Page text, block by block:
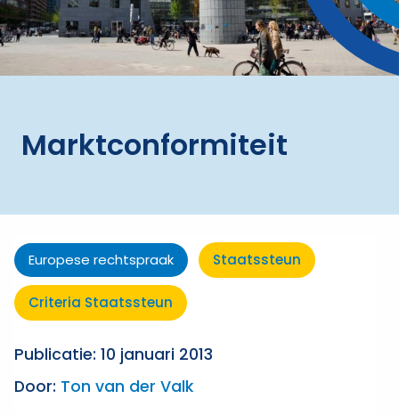
Marktconformiteit
Europese rechtspraak Staatssteun
Criteria Staatssteun
Publicatie: 10 januari 2013
Door: Ton van der Valk